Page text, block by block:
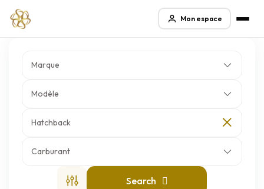
Mon espace
Marque
Modèle
Hatchback
Carburant
Search